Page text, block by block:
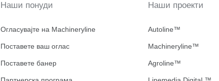
Наши понуди
Огласувајте на Machineryline
Поставете ваш оглас
Поставете банер
Наши проекти
Autoline™
Machineryline™
Agroline™